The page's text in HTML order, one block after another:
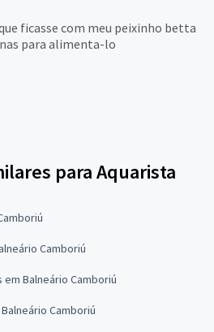
ficasse com meu peixinho betta
para alimenta-lo
para Aquarista
Camboriú
Balneário Camboriú
Camboriú